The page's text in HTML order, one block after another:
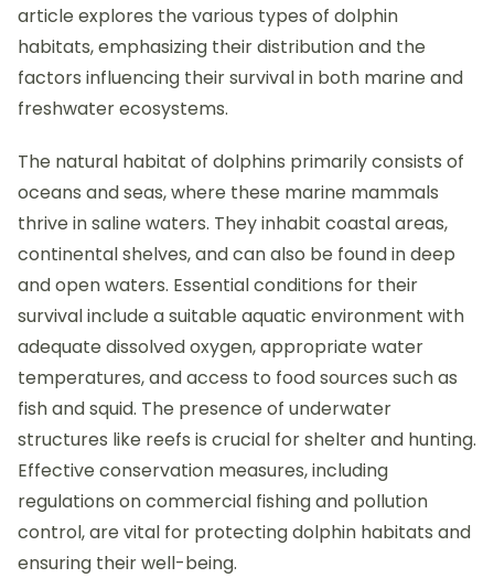
article explores the various types of dolphin
habitats, emphasizing their distribution and the
factors influencing their survival in both marine and
freshwater ecosystems.
The natural habitat of dolphins primarily consists of
oceans and seas, where these marine mammals
thrive in saline waters. They inhabit coastal areas,
continental shelves, and can also be found in deep
and open waters. Essential conditions for their
survival include a suitable aquatic environment with
adequate dissolved oxygen, appropriate water
temperatures, and access to food sources such as
fish and squid. The presence of underwater
structures like reefs is crucial for shelter and hunting.
Effective conservation measures, including
regulations on commercial fishing and pollution
control, are vital for protecting dolphin habitats and
ensuring their well-being.